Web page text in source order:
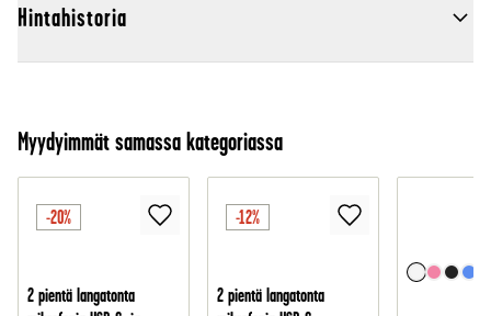
Hintahistoria
Myydyimmät samassa kategoriassa
-20%
2 pientä langatonta
-12%
2 pientä langatonta